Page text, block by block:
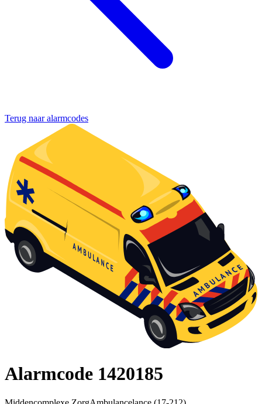
Terug naar alarmcodes
Alarmcode 1420185